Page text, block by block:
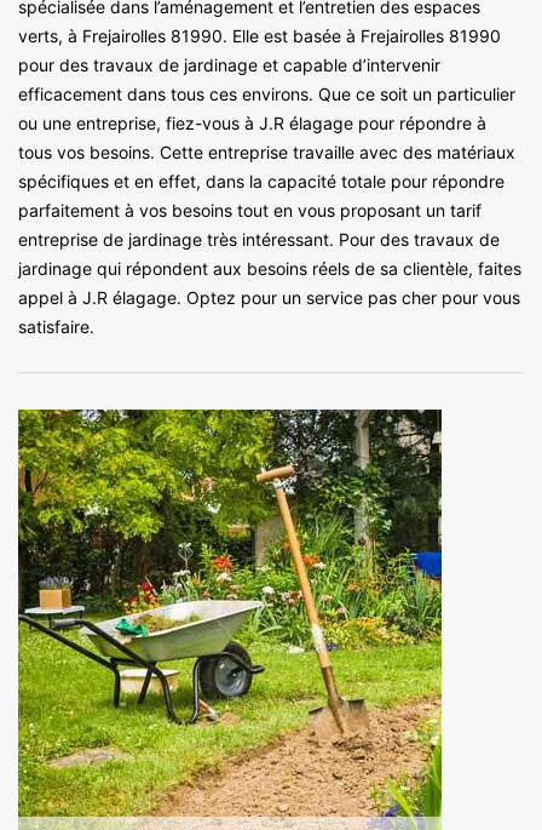
spécialisée dans l’aménagement et l’entretien des espaces
verts, à Frejairolles 81990. Elle est basée à Frejairolles 81990
pour des travaux de jardinage et capable d’intervenir
efficacement dans tous ces environs. Que ce soit un particulier
ou une entreprise, fiez-vous à J.R élagage pour répondre à
tous vos besoins. Cette entreprise travaille avec des matériaux
spécifiques et en effet, dans la capacité totale pour répondre
parfaitement à vos besoins tout en vous proposant un tarif
entreprise de jardinage très intéressant. Pour des travaux de
jardinage qui répondent aux besoins réels de sa clientèle, faites
appel à J.R élagage. Optez pour un service pas cher pour vous
satisfaire.